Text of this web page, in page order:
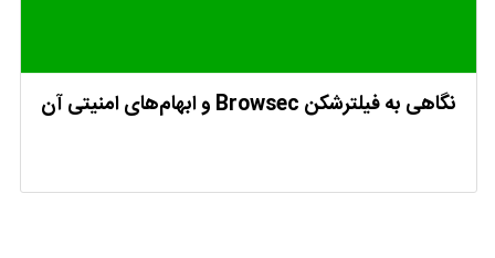
نگاهی به فیلترشکن Browsec و ابهام‌های امنیتی آن